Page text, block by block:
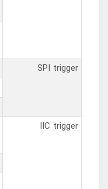
SPI trigger
IIC trigger